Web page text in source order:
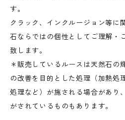
す。
クラック、インクルージョン等に
石ならではの個性としてご理解・
致します。
＊販売しているルースは天然石の
の改善を目的とした処理（加熱処
処理など）が施される場合があり
がされているものもあります。